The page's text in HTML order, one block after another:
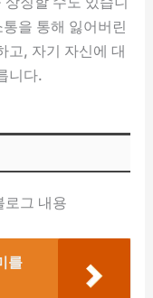
을 통해 잃어버린
고, 자기 자신에 대
니다.
로그 내용
를